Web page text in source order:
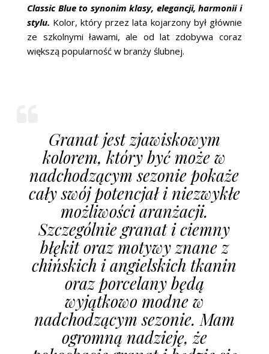
Classic Blue to synonim klasy, elegancji, harmonii i
stylu. Kolor, który przez lata kojarzony był głównie
ze szkolnymi ławami, ale od lat zdobywa coraz
większą popularność w branży ślubnej.
Granat jest zjawiskowym
kolorem, który być może w
nadchodzącym sezonie pokaże
cały swój potencjał i niezwykłe
możliwości aranżacji.
Szczególnie granat i ciemny
błękit oraz motywy znane z
chińskich i angielskich tkanin
oraz porcelany będą
wyjątkowo modne w
nadchodzącym sezonie. Mam
ogromną nadzieję, że